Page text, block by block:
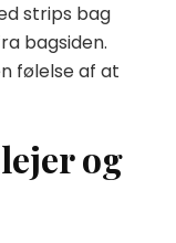
strips bag
bagsiden.
følelse af at
og